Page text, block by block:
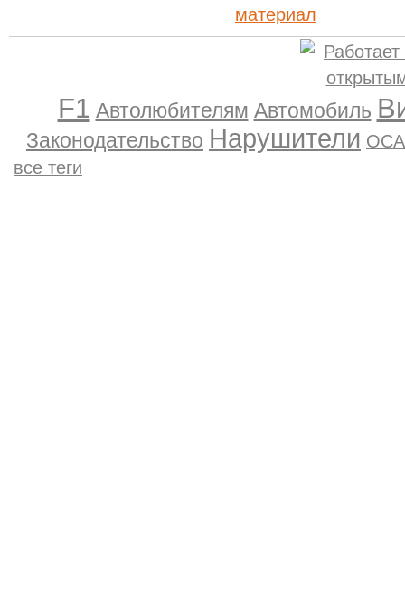
F1 Автолюбителям Автомобиль
Законодательство Нарушители
все теги